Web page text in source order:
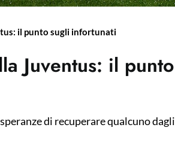
il punto sugli infortunati
Juventus: il punto
di recuperare qualcuno dagli